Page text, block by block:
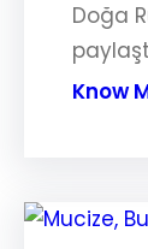
Doğa
Know